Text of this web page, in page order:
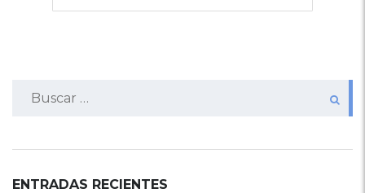
ENTRADAS RECIENTES